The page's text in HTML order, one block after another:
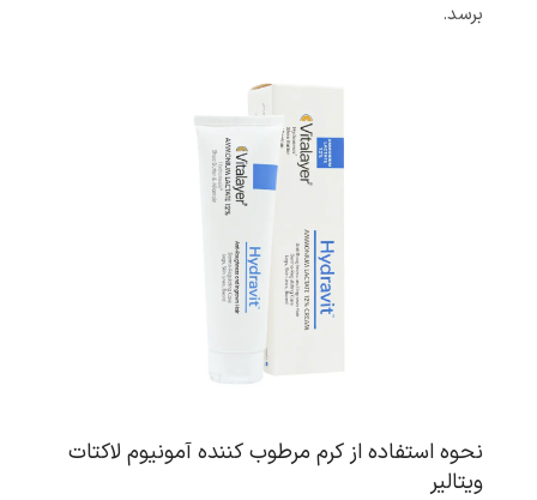
برسد.
نحوه استفاده از کرم مرطوب کننده آمونیوم لاکتات
ویتالیر